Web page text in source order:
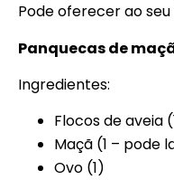
Pode oferecer ao
Panquecas de
Ingredientes:
Flocos de aveia
Maçã (1 – pode
Ovo (1)